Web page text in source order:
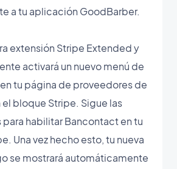
a tu aplicación GoodBarber.
extensión Stripe Extended y
activará un nuevo menú de
tu página de proveedores de
el bloque Stripe. Sigue las
habilitar Bancontact en tu
Una vez hecho esto, tu nueva
se mostrará automáticamente